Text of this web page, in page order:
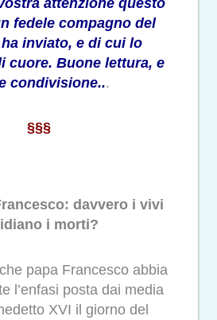
fedele compagno del
inviato, e di cui lo
cuore. Buone lettura, e
condivisione...
§§§
davvero i vivi
i morti?
che papa Francesco abbia
l’enfasi posta dai media
XVI il giorno del